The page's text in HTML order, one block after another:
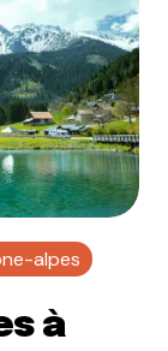
alpes
à